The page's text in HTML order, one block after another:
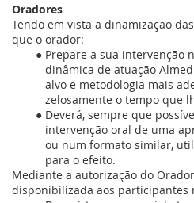
Oradores
Tendo em vista a dinamização
que o orador:
Prepare a sua intervenção
dinâmica de atuação
alvo e metodologia mais
zelosamente o tempo que
Deverá, sempre que
intervenção oral de uma
ou num formato similar,
para o efeito.
Mediante a autorização do
disponibilizada aos participantes